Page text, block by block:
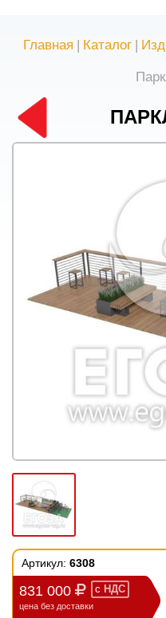
Главная | Каталог |
Артикул: 6308
831 000 с НДС
цена без доставки